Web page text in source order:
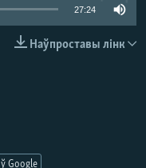
27:24
Наўпроставы лінк
Google